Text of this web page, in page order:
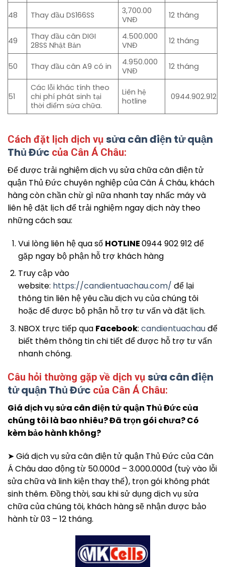
48 Thay đầu DS166SS
3,700.00
VNĐ
12 tháng
49
Thay đầu cân DIGI
28SS Nhật Bản
4.500.000
VNĐ
12 tháng
50 Thay đầu cân A9 có in
4.950.000
VNĐ
12 tháng
51
Các lỗi khác tính theo
chi phí phát sinh tại
thời điểm sửa chữa.
Liên hệ
hotline
0944.902.912
Cách đặt lịch dịch vụ sửa cân điện tử quận
Thủ Đức của Cân Á Châu:
Để được trải nghiệm dịch vụ sửa chữa cân điện tử
quận Thủ Đức chuyên nghiệp của Cân Á Châu, khách
hàng còn chần chừ gì nữa nhanh tay nhấc máy và
liên hệ đặt lịch để trải nghiệm ngay dịch này theo
những cách sau:
Vui lòng liên hệ qua số HOTLINE0944 902 912 để
gặp ngay bộ phận hỗ trợ khách hàng
Truy cập vào
website: https://candientuachau.com/ để lại
thông tin liên hệ yêu cầu dịch vụ của chúng tôi
hoặc để được bộ phận hỗ trợ tư vấn và đặt lịch.
NBOX trực tiếp qua Facebook: candientuachauđể
biết thêm thông tin chi tiết để được hỗ trợ tư vấn
nhanh chóng.
Câu hỏi thường gặp về dịch vụ sửa cân điện
tử quận Thủ Đức của Cân Á Châu:
Giá dịch vụ sửa cân điện tử quận Thủ Đức của
chúng tôi là bao nhiêu? Đã trọn gói chưa? Có
kèm bảo hành không?
➤ Giá dịch vụ sửa cân điện tử quận Thủ Đức của Cân
Á Châu dao động từ 50.000đ – 3.000.000đ (tuỳ vào lỗi
sửa chữa và linh kiện thay thế), trọn gói không phát
sinh thêm. Đồng thời, sau khi sử dụng dịch vụ sửa
chữa của chúng tôi, khách hàng sẽ nhận được bảo
hành từ 03 – 12 tháng.